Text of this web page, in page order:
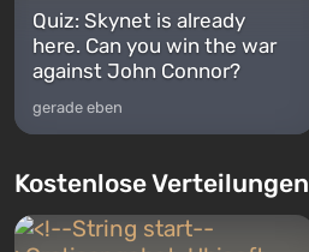
Quiz: Skynet is already
here. Can you win the war
against John Connor?
gerade eben
Kostenlose Verteilungen